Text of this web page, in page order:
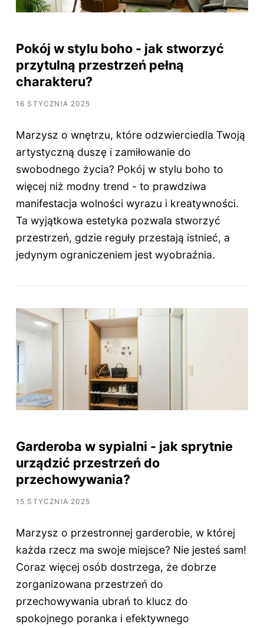
Pokój w stylu boho - jak stworzyć
przytulną przestrzeń pełną
charakteru?
16 STYCZNIA 2025
Marzysz o wnętrzu, które odzwierciedla Twoją
artystyczną duszę i zamiłowanie do
swobodnego życia? Pokój w stylu boho to
więcej niż modny trend - to prawdziwa
manifestacja wolności wyrazu i kreatywności.
Ta wyjątkowa estetyka pozwala stworzyć
przestrzeń, gdzie reguły przestają istnieć, a
jedynym ograniczeniem jest wyobraźnia.
Garderoba w sypialni - jak sprytnie
urządzić przestrzeń do
przechowywania?
15 STYCZNIA 2025
Marzysz o przestronnej garderobie, w której
każda rzecz ma swoje miejsce? Nie jesteś sam!
Coraz więcej osób dostrzega, że dobrze
zorganizowana przestrzeń do
przechowywania ubrań to klucz do
spokojnego poranka i efektywnego